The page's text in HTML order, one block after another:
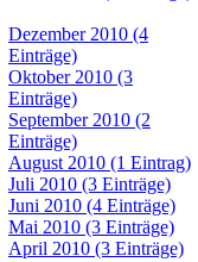
Dezember 2010 (4
Einträge)
Oktober 2010 (3
Einträge)
September 2010 (2
Einträge)
August 2010 (1 Eintrag)
Juli 2010 (3 Einträge)
Juni 2010 (4 Einträge)
Mai 2010 (3 Einträge)
April 2010 (3 Einträge)